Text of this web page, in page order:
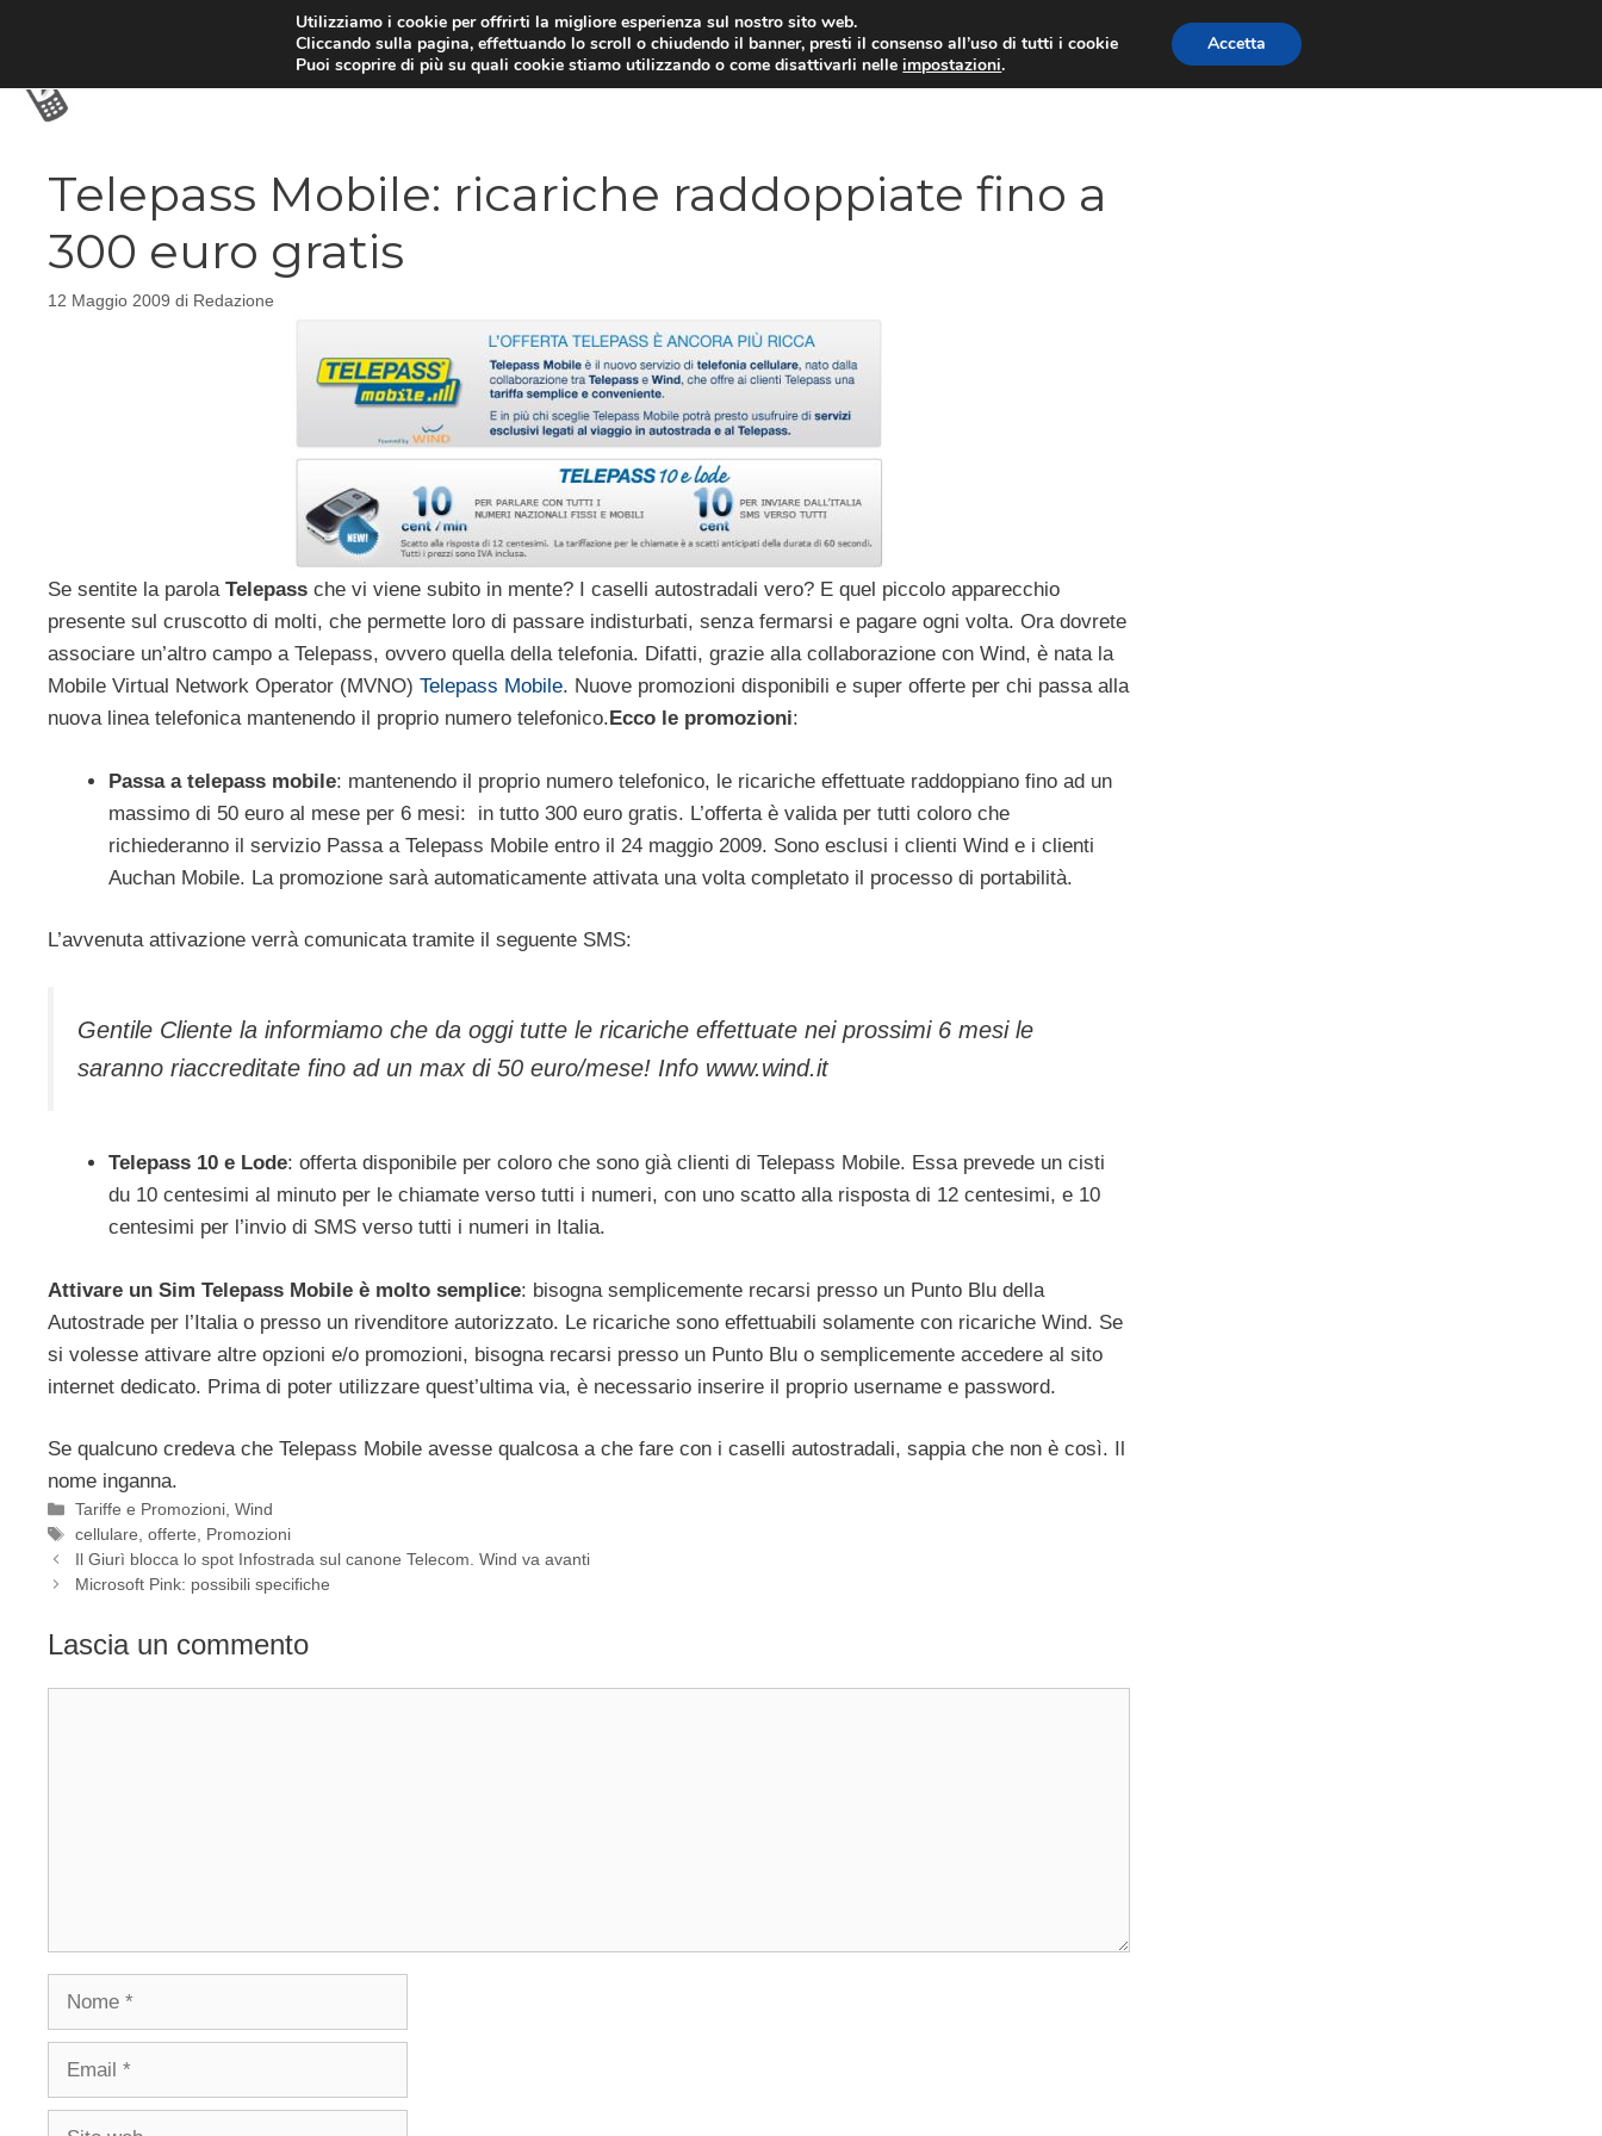
TARIFFE E PROMOZIONI
Telepass Mobile: ricariche raddoppiate fino a
300 euro gratis
12 Maggio 2009 di Redazione
Se sentite la parola Telepass che vi viene subito in mente? I caselli autostradali vero? E quel piccolo apparecchio
presente sul cruscotto di molti, che permette loro di passare indisturbati, senza fermarsi e pagare ogni volta. Ora dovrete
associare un’altro campo a Telepass, ovvero quella della telefonia. Difatti, grazie alla collaborazione con Wind, è nata la
Mobile Virtual Network Operator (MVNO) Telepass Mobile. Nuove promozioni disponibili e super offerte per chi passa alla
nuova linea telefonica mantenendo il proprio numero telefonico.Ecco le promozioni:
Passa a telepass mobile: mantenendo il proprio numero telefonico, le ricariche effettuate raddoppiano fino ad un
massimo di 50 euro al mese per 6 mesi: in tutto 300 euro gratis. L’offerta è valida per tutti coloro che
richiederanno il servizio Passa a Telepass Mobile entro il 24 maggio 2009. Sono esclusi i clienti Wind e i clienti
Auchan Mobile. La promozione sarà automaticamente attivata una volta completato il processo di portabilità.
L’avvenuta attivazione verrà comunicata tramite il seguente SMS:
Gentile Cliente la informiamo che da oggi tutte le ricariche effettuate nei prossimi 6 mesi le
saranno riaccreditate fino ad un max di 50 euro/mese! Info www.wind.it
Telepass 10 e Lode: offerta disponibile per coloro che sono già clienti di Telepass Mobile. Essa prevede un cisti
du 10 centesimi al minuto per le chiamate verso tutti i numeri, con uno scatto alla risposta di 12 centesimi, e 10
centesimi per l’invio di SMS verso tutti i numeri in Italia.
Attivare un Sim Telepass Mobile è molto semplice: bisogna semplicemente recarsi presso un Punto Blu della
Autostrade per l’Italia o presso un rivenditore autorizzato. Le ricariche sono effettuabili solamente con ricariche Wind. Se
si volesse attivare altre opzioni e/o promozioni, bisogna recarsi presso un Punto Blu o semplicemente accedere al sito
internet dedicato. Prima di poter utilizzare quest’ultima via, è necessario inserire il proprio username e password.
Se qualcuno credeva che Telepass Mobile avesse qualcosa a che fare con i caselli autostradali, sappia che non è così. Il
nome inganna.
Categorie
Tariffe e Promozioni,Wind
Tag
cellulare,offerte, Promozioni
Il Giurì blocca lo spot Infostrada sul canone Telecom. Wind va avanti
Microsoft Pink: possibili specifiche
Lascia un commento
Utilizziamo i cookie per offrirti la migliore esperienza sul nostro sito web.
Cliccando sulla pagina, effettuando lo scroll o chiudendo il banner, presti il consenso all’uso di tutti i cookie
Puoi scoprire di più su quali cookie stiamo utilizzando o come disattivarli nelleimpostazioni.
Accetta